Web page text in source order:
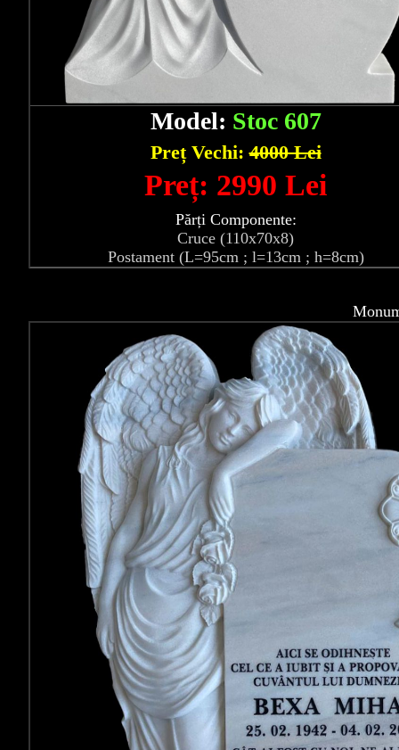
Model: Stoc 607
Preț Vechi:4000 Lei
Preț: 2990 Lei
Părți Componente:
Cruce (110x70x8)
Postament (L=95cm ; l=13cm ; h=8cm)